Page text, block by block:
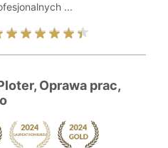
...
Oprawa prac,